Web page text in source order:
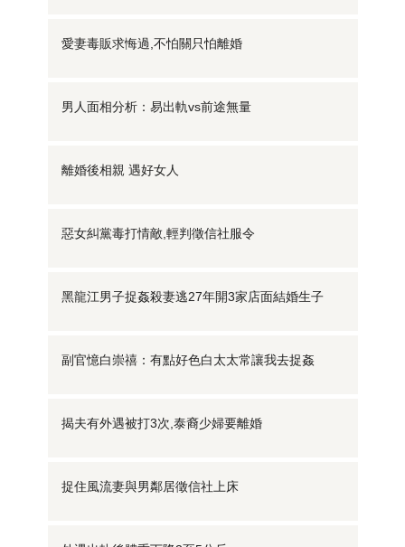
愛妻毒販求悔過,不怕關只怕離婚
男人面相分析：易出軌vs前途無量
離婚後相親 遇好女人
惡女糾黨毒打情敵,輕判徵信社服令
黑龍江男子捉姦殺妻逃27年開3家店面結婚生子
副官憶白崇禧：有點好色白太太常讓我去捉姦
揭夫有外遇被打3次,泰裔少婦要離婚
捉住風流妻與男鄰居徵信社上床